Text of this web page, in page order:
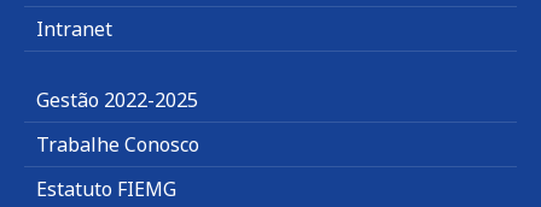
Intranet
Gestão 2022-2025
Trabalhe Conosco
Estatuto FIEMG